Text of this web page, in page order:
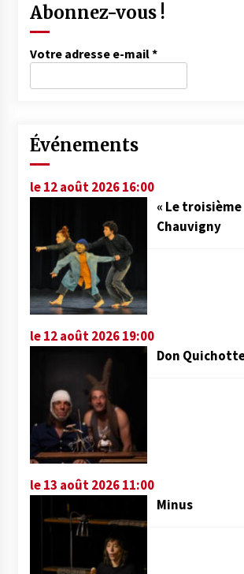
Abonnez-vous !
Votre adresse e-mail*
Événements
le 12 août 2026 16:00
« Le troisième
Chauvigny
le 12 août 2026 19:00
Don
le 13 août 2026 11:00
Minus